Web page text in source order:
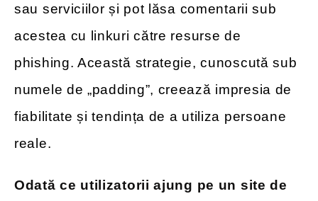
sau serviciilor și pot lăsa comentarii sub
acestea cu linkuri către resurse de
phishing. Această strategie, cunoscută sub
numele de „padding”, creează impresia de
fiabilitate și tendința de a utiliza persoane
reale.
Odată ce utilizatorii ajung pe un site de